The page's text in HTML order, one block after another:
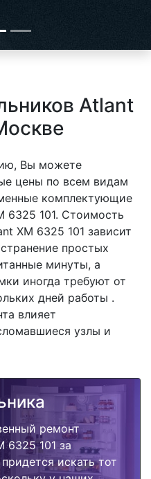
Atlant
Вы можете
цены по всем видам
комплектующие
6325 101. Стоимость
XM 6325 101 зависит
простых
минуты, а
иногда требуют от
дней работы .
влияет
узлы и
ремонт
6325 101 за
искать тот